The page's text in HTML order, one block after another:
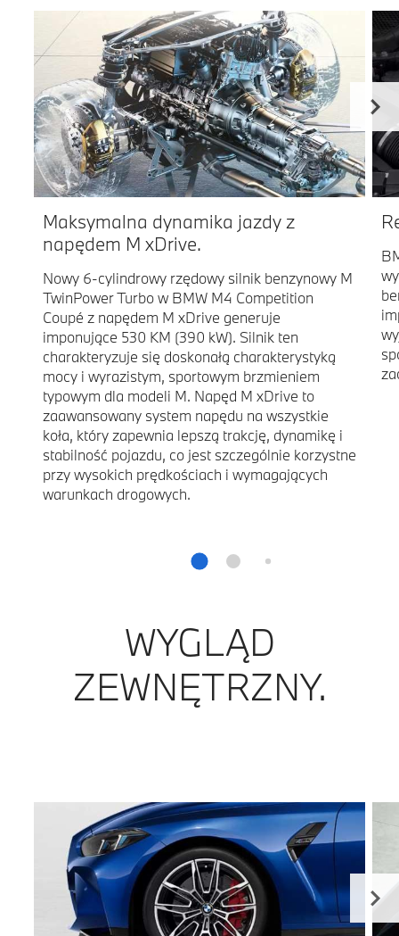
Maksymalna dynamika jazdy z
napędem M xDrive.
Nowy 6-cylindrowy rzędowy silnik benzynowy M
TwinPower Turbo w BMW M4 Competition
Coupé z napędem M xDrive generuje
imponujące 530 KM (390 kW). Silnik ten
charakteryzuje się doskonałą charakterystyką
mocy i wyrazistym, sportowym brzmieniem
typowym dla modeli M. Napęd M xDrive to
zaawansowany system napędu na wszystkie
koła, który zapewnia lepszą trakcję, dynamikę i
stabilność pojazdu, co jest szczególnie korzystne
przy wysokich prędkościach i wymagających
warunkach drogowych.
WYGLĄD
ZEWNĘTRZNY.